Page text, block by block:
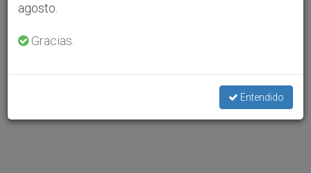
agosto.
Gracias.
Entendido